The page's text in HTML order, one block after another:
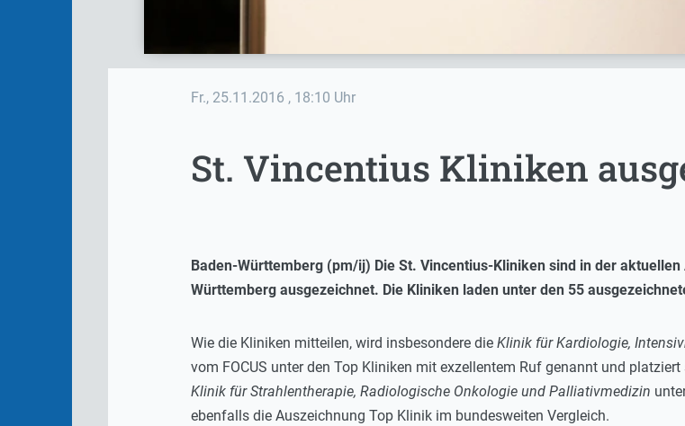
Fr., 25.11.2016 , 18:10 Uhr
St. Vincentius Kliniken
Baden-Württemberg (pm/ij) Die St. Vincentius-Kliniken sind in der aktuellen
Württemberg ausgezeichnet. Die Kliniken laden unter den 55
Wie die Kliniken mitteilen, wird insbesondere die Klinik für Kardiologie,
vom FOCUS unter den Top Kliniken mit exzellentem Ruf genannt und
Klinik für Strahlentherapie, Radiologische Onkologie und Palliativmedizin
ebenfalls die Auszeichnung Top Klinik im bundesweiten Vergleich.